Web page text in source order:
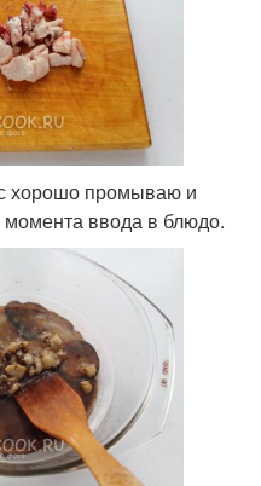
хорошо промываю и
ввода в блюдо.